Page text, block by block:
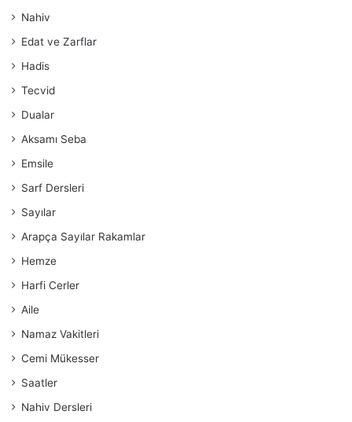
Nahiv
Edat ve Zarflar
Hadis
Tecvid
Dualar
Aksamı Seba
Emsile
Sarf Dersleri
Sayılar
Arapça Sayılar Rakamlar
Hemze
Harfi Cerler
Aile
Namaz Vakitleri
Cemi Mükesser
Saatler
Nahiv Dersleri